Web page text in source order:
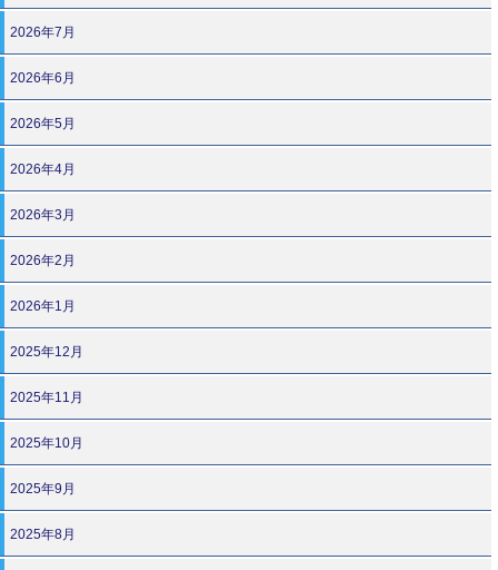
2026年7月
2026年6月
2026年5月
2026年4月
2026年3月
2026年2月
2026年1月
2025年12月
2025年11月
2025年10月
2025年9月
2025年8月